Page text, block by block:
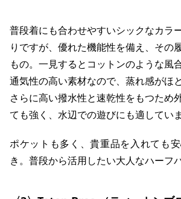
普段着にも合わせやすいシックなカラ
りですが、優れた機能性を備え、その
もの。一見するとコットンのような風
通気性の高い素材なので、蒸れ感がほ
さらに高い撥水性と速乾性をもつため
ても強く、水辺での遊びにも適していま
ポケットも多く、貴重品を入れても
き。普段から活用したい大人なハーフ